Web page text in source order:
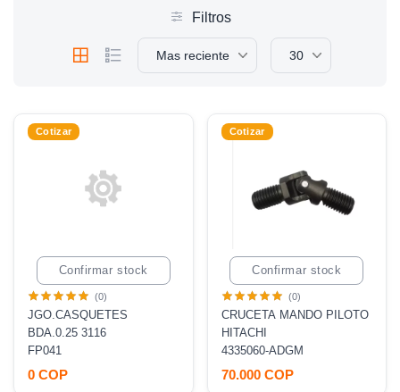
Filtros
Mas reciente 30
Confirmar stock
Cotizar
(0)
JGO.CASQUETES
BDA.0.25 3116
FP041
0 COP
Confirmar stock
Cotizar
(0)
CRUCETA MANDO PILOTO
HITACHI
4335060-ADGM
70.000 COP